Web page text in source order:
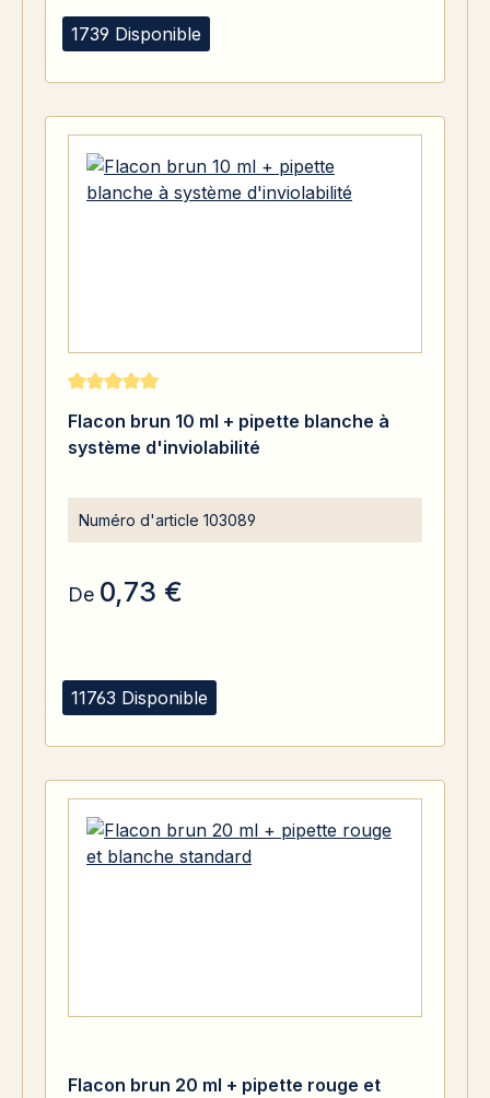
1739 Disponible
11763 Disponible
Note moyenne de 5 sur 5 étoiles
Flacon brun 10 ml + pipette blanche à
système d'inviolabilité
Numéro d'article 103089
De 0,73 €
Flacon brun 20 ml + pipette rouge et